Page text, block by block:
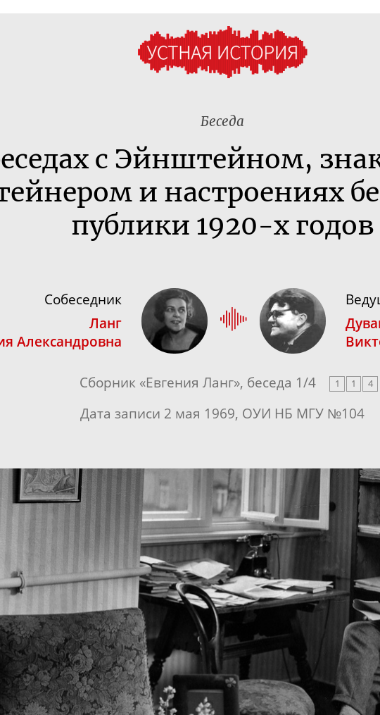
Беседа
с Эйнштейном,
и настроениях
публики 1920-хгодов
Собеседник
Ланг
Александровна
Сборник «Евгения Ланг», беседа 1/4 1 1 4
Дата записи 2 мая 1969, ОУИ НБ МГУ №104